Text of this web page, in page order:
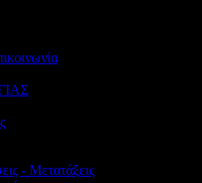
- Μετατάξεις